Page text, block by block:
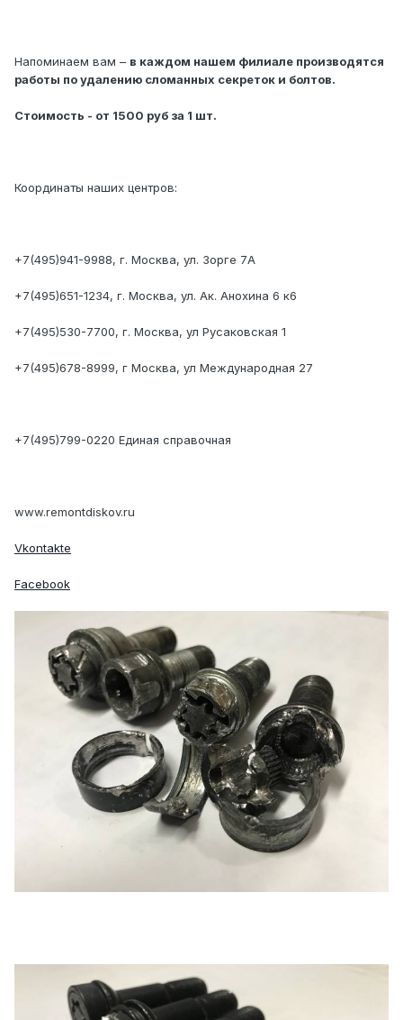
Напоминаем вам – в каждом нашем филиале производятся
работы по удалению сломанных секреток и болтов.
Стоимость - от 1500 руб за 1 шт.
Координаты наших центров:
+7(495)941-9988, г. Москва, ул. Зорге 7А
+7(495)651-1234, г. Москва, ул. Ак. Анохина 6 к6
+7(495)530-7700, г. Москва, ул Русаковская 1
+7(495)678-8999, г Москва, ул Международная 27
+7(495)799-0220 Единая справочная
www.remontdiskov.ru
Vkontakte
Facebook